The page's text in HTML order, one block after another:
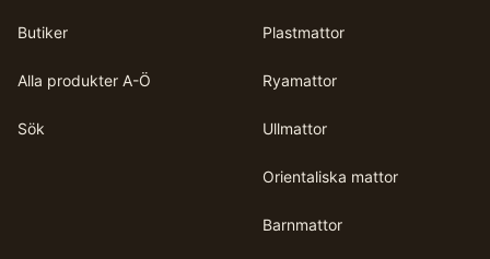
Butiker
Alla produkter A-Ö
Sök
Plastmattor
Ryamattor
Ullmattor
Orientaliska mattor
Barnmattor